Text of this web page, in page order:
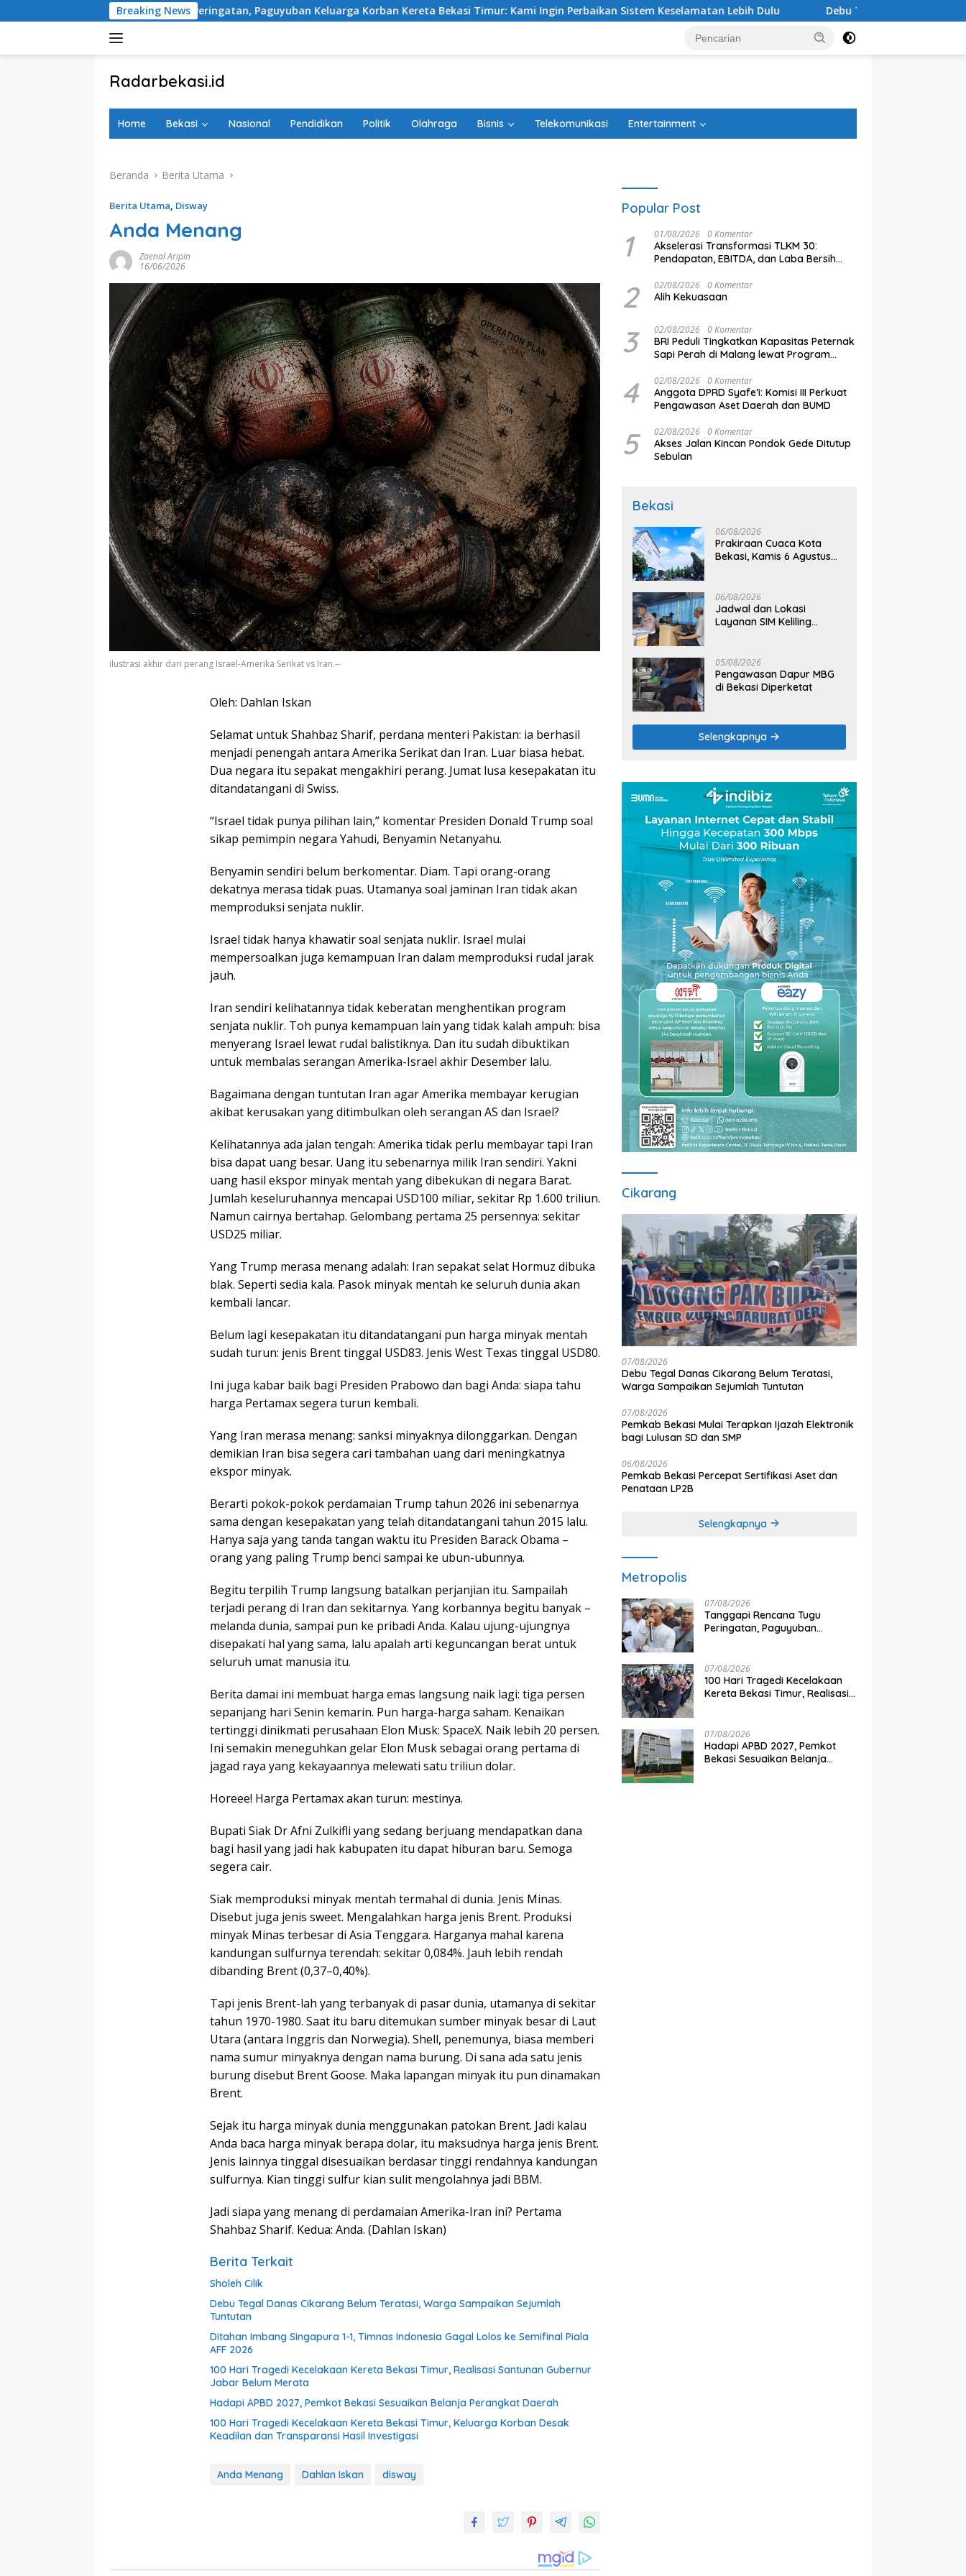
ke
Breaking News
Tugu Peringatan, Paguyuban Keluarga Korban Kereta Bekasi Timur: Kami Ingin Perbaikan Sistem Keselamatan Lebih Dulu Debu Tegal Danas Cikarang Belum Teratasi,
Radarbekasi.id
Bekasi
Home Bekasi Nasional Pendidikan Politik Olahraga Bisnis Telekomunikasi Entertainment
Beranda Berita Utama
Berita Utama, Disway
Anda Menang
Zaenal Aripin
16/06/2026
ilustrasi akhir dari perang Israel-Amerika Serikat vs Iran.--
Oleh: Dahlan Iskan
Selamat untuk Shahbaz Sharif, perdana menteri Pakistan: ia berhasil
menjadi penengah antara Amerika Serikat dan Iran. Luar biasa hebat.
Dua negara itu sepakat mengakhiri perang. Jumat lusa kesepakatan itu
ditandatangani di Swiss.
“Israel tidak punya pilihan lain,” komentar Presiden Donald Trump soal
sikap pemimpin negara Yahudi, Benyamin Netanyahu.
Benyamin sendiri belum berkomentar. Diam. Tapi orang-orang
dekatnya merasa tidak puas. Utamanya soal jaminan Iran tidak akan
memproduksi senjata nuklir.
Israel tidak hanya khawatir soal senjata nuklir. Israel mulai
mempersoalkan juga kemampuan Iran dalam memproduksi rudal jarak
jauh.
Iran sendiri kelihatannya tidak keberatan menghentikan program
senjata nuklir. Toh punya kemampuan lain yang tidak kalah ampuh: bisa
menyerang Israel lewat rudal balistiknya. Dan itu sudah dibuktikan
untuk membalas serangan Amerika-Israel akhir Desember lalu.
Bagaimana dengan tuntutan Iran agar Amerika membayar kerugian
akibat kerusakan yang ditimbulkan oleh serangan AS dan Israel?
Kelihatannya ada jalan tengah: Amerika tidak perlu membayar tapi Iran
bisa dapat uang besar. Uang itu sebenarnya milik Iran sendiri. Yakni
uang hasil ekspor minyak mentah yang dibekukan di negara Barat.
Jumlah keseluruhannya mencapai USD100 miliar, sekitar Rp 1.600 triliun.
Namun cairnya bertahap. Gelombang pertama 25 persennya: sekitar
USD25 miliar.
Yang Trump merasa menang adalah: Iran sepakat selat Hormuz dibuka
blak. Seperti sedia kala. Pasok minyak mentah ke seluruh dunia akan
kembali lancar.
Belum lagi kesepakatan itu ditandatangani pun harga minyak mentah
sudah turun: jenis Brent tinggal USD83. Jenis West Texas tinggal USD80.
Ini juga kabar baik bagi Presiden Prabowo dan bagi Anda: siapa tahu
harga Pertamax segera turun kembali.
Yang Iran merasa menang: sanksi minyaknya dilonggarkan. Dengan
demikian Iran bisa segera cari tambahan uang dari meningkatnya
ekspor minyak.
Berarti pokok-pokok perdamaian Trump tahun 2026 ini sebenarnya
sama dengan kesepakatan yang telah ditandatangani tahun 2015 lalu.
Hanya saja yang tanda tangan waktu itu Presiden Barack Obama –
orang yang paling Trump benci sampai ke ubun-ubunnya.
Begitu terpilih Trump langsung batalkan perjanjian itu. Sampailah
terjadi perang di Iran dan sekitarnya. Yang korbannya begitu banyak –
melanda dunia, sampai pun ke pribadi Anda. Kalau ujung-ujungnya
disepakati hal yang sama, lalu apalah arti keguncangan berat untuk
seluruh umat manusia itu.
Berita damai ini membuat harga emas langsung naik lagi: tiga persen
sepanjang hari Senin kemarin. Pun harga-harga saham. Kenaikan
tertinggi dinikmati perusahaan Elon Musk: SpaceX. Naik lebih 20 persen.
Ini semakin meneguhkan gelar Elon Musk sebagai orang pertama di
jagad raya yang kekayaannya melewati satu triliun dolar.
Horeee! Harga Pertamax akan turun: mestinya.
Bupati Siak Dr Afni Zulkifli yang sedang berjuang mendapatkan dana
bagi hasil yang jadi hak kabupaten itu dapat hiburan baru. Semoga
segera cair.
Siak memproduksi minyak mentah termahal di dunia. Jenis Minas.
Disebut juga jenis sweet. Mengalahkan harga jenis Brent. Produksi
minyak Minas terbesar di Asia Tenggara. Harganya mahal karena
kandungan sulfurnya terendah: sekitar 0,084%. Jauh lebih rendah
dibanding Brent (0,37–0,40%).
Tapi jenis Brent-lah yang terbanyak di pasar dunia, utamanya di sekitar
tahun 1970-1980. Saat itu baru ditemukan sumber minyak besar di Laut
Utara (antara Inggris dan Norwegia). Shell, penemunya, biasa memberi
nama sumur minyaknya dengan nama burung. Di sana ada satu jenis
burung disebut Brent Goose. Maka lapangan minyak itu pun dinamakan
Brent.
Sejak itu harga minyak dunia menggunakan patokan Brent. Jadi kalau
Anda baca harga minyak berapa dolar, itu maksudnya harga jenis Brent.
Jenis lainnya tinggal disesuaikan berdasar tinggi rendahnya kandungan
sulfurnya. Kian tinggi sulfur kian sulit mengolahnya jadi BBM.
Jadi siapa yang menang di perdamaian Amerika-Iran ini? Pertama
Shahbaz Sharif. Kedua: Anda. (Dahlan Iskan)
Berita Terkait
Sholeh Cilik
Debu Tegal Danas Cikarang Belum Teratasi, Warga Sampaikan Sejumlah
Tuntutan
Ditahan Imbang Singapura 1-1, Timnas Indonesia Gagal Lolos ke Semifinal Piala
AFF 2026
100 Hari Tragedi Kecelakaan Kereta Bekasi Timur, Realisasi Santunan Gubernur
Jabar Belum Merata
Hadapi APBD 2027, Pemkot Bekasi Sesuaikan Belanja Perangkat Daerah
100 Hari Tragedi Kecelakaan Kereta Bekasi Timur, Keluarga Korban Desak
Keadilan dan Transparansi Hasil Investigasi
Anda Menang Dahlan Iskan disway
Popular Post
1 01/08/2026 0 Komentar
Akselerasi Transformasi TLKM 30:
Pendapatan, EBITDA, dan Laba Bersih
Paruh Pertama 2026
2 02/08/2026 0 Komentar
Alih Kekuasaan
3 02/08/2026 0 Komentar
BRI Peduli Tingkatkan Kapasitas Peternak
Sapi Perah di Malang lewat Program
4 02/08/2026 0 Komentar
Anggota DPRD Syafe’i: Komisi III Perkuat
Pengawasan Aset Daerah dan BUMD
5 02/08/2026 0 Komentar
Akses Jalan Kincan Pondok Gede Ditutup
Sebulan
Bekasi
06/08/2026
Prakiraan Cuaca Kota
Bekasi, Kamis 6 Agustus
06/08/2026
Jadwal dan Lokasi
Layanan SIM Keliling
05/08/2026
Pengawasan Dapur MBG
di Bekasi Diperketat
Selengkapnya
Cikarang
07/08/2026
Debu Tegal Danas Cikarang Belum Teratasi,
Warga Sampaikan Sejumlah Tuntutan
07/08/2026
Pemkab Bekasi Mulai Terapkan Ijazah Elektronik
bagi Lulusan SD dan SMP
06/08/2026
Pemkab Bekasi Percepat Sertifikasi Aset dan
Penataan LP2B
Selengkapnya
Metropolis
07/08/2026
Tanggapi Rencana Tugu
Peringatan, Paguyuban
Perbaikan Sistem Keselamatan
Lebih Dulu
07/08/2026
100 Hari Tragedi Kecelakaan
Kereta Bekasi Timur, Realisasi
07/08/2026
Hadapi APBD 2027, Pemkot
Bekasi Sesuaikan Belanja